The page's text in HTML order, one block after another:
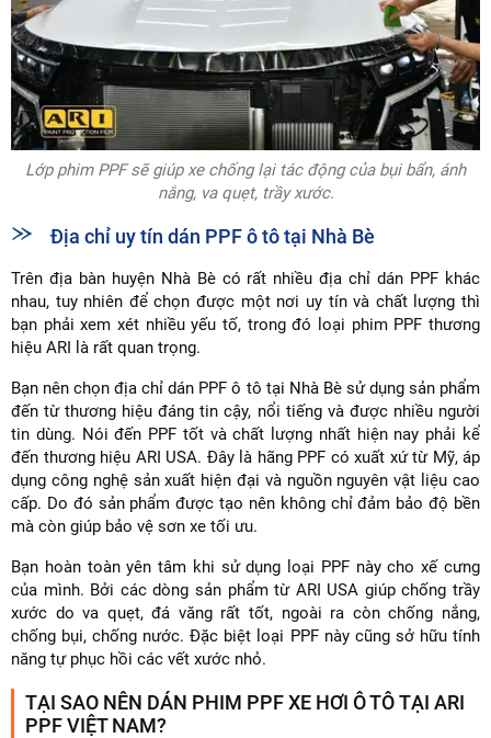
Lớp phim PPF sẽ giúp xe chống lại tác động của bụi bẩn, ánh
nắng, va quẹt, trầy xước.
Địa chỉ uy tín dán PPF ô tô tại Nhà Bè
Trên địa bàn huyện Nhà Bè có rất nhiều địa chỉ dán PPF khác
nhau, tuy nhiên để chọn được một nơi uy tín và chất lượng thì
bạn phải xem xét nhiều yếu tố, trong đó loại phim PPF thương
hiệu ARI là rất quan trọng.
Bạn nên chọn địa chỉ dán PPF ô tô tại Nhà Bè sử dụng sản phẩm
đến từ thương hiệu đáng tin cậy, nổi tiếng và được nhiều người
tin dùng. Nói đến PPF tốt và chất lượng nhất hiện nay phải kể
đến thương hiệu ARI USA. Đây là hãng PPF có xuất xứ từ Mỹ, áp
dụng công nghệ sản xuất hiện đại và nguồn nguyên vật liệu cao
cấp. Do đó sản phẩm được tạo nên không chỉ đảm bảo độ bền
mà còn giúp bảo vệ sơn xe tối ưu.
Bạn hoàn toàn yên tâm khi sử dụng loại PPF này cho xế cưng
của mình. Bởi các dòng sản phẩm từ ARI USA giúp chống trầy
xước do va quẹt, đá văng rất tốt, ngoài ra còn chống nắng,
chống bụi, chống nước. Đặc biệt loại PPF này cũng sở hữu tính
năng tự phục hồi các vết xước nhỏ.
TẠI SAO NÊN DÁN PHIM PPF XE HƠI Ô TÔ TẠI ARI
PPF VIỆT NAM?